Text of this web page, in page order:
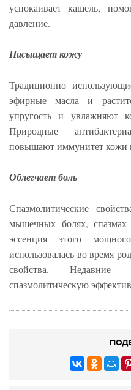
успокаивает кашель,
давление.
Насыщает кожу
Традиционно
эфирные масла и
упругость и увлажняют
Природные
повышают иммунитет кожи
Облегчает боль
Спазмолитические
мышечных болях, спазмах
эссенция этого
использовалась во время
свойства. Недавние
спазмолитическую